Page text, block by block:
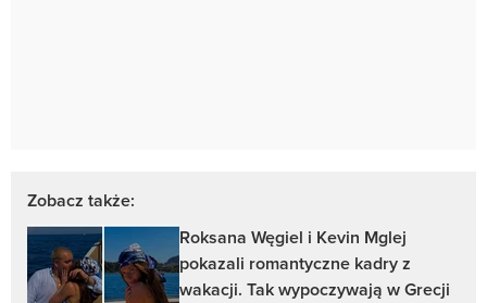
Zobacz także:
Roksana Węgiel i Kevin Mglej
pokazali romantyczne kadry z
wakacji. Tak wypoczywają w Grecji